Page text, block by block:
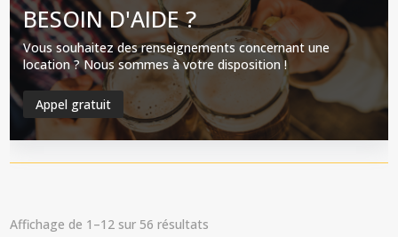
BESOIN D'AIDE ?
Vous souhaitez des renseignements concernant une
location ? Nous sommes à votre disposition !
Appel gratuit
Affichage de 1–12 sur 56 résultats